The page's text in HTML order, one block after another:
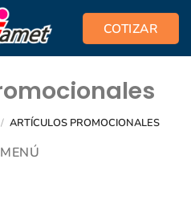
COTIZAR
/ ARTÍCULOS PROMOCIONALES
MENÚ